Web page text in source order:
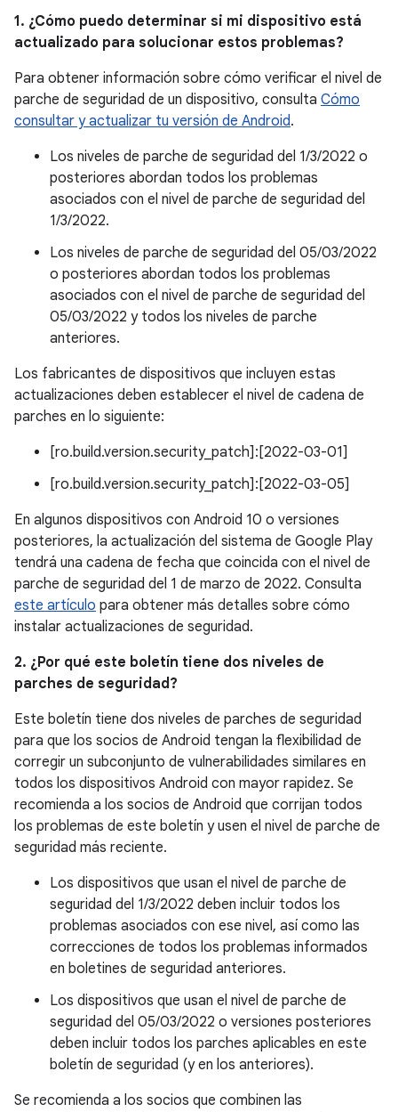
1. ¿Cómo puedo determinar si mi dispositivo está
actualizado para solucionar estos problemas?
Para obtener información sobre cómo verificar el nivel de
parche de seguridad de un dispositivo, consulta Cómo
consultar y actualizar tu versión de Android.
Los niveles de parche de seguridad del 1/3/2022 o
posteriores abordan todos los problemas
asociados con el nivel de parche de seguridad del
1/3/2022.
Los niveles de parche de seguridad del 05/03/2022
o posteriores abordan todos los problemas
asociados con el nivel de parche de seguridad del
05/03/2022 y todos los niveles de parche
anteriores.
Los fabricantes de dispositivos que incluyen estas
actualizaciones deben establecer el nivel de cadena de
parches en lo siguiente:
[ro.build.version.security_patch]:[2022-03-01]
[ro.build.version.security_patch]:[2022-03-05]
En algunos dispositivos con Android 10 o versiones
posteriores, la actualización del sistema de Google Play
tendrá una cadena de fecha que coincida con el nivel de
parche de seguridad del 1 de marzo de 2022. Consulta
este artículo para obtener más detalles sobre cómo
instalar actualizaciones de seguridad.
2. ¿Por qué este boletín tiene dos niveles de
parches de seguridad?
Este boletín tiene dos niveles de parches de seguridad
para que los socios de Android tengan la flexibilidad de
corregir un subconjunto de vulnerabilidades similares en
todos los dispositivos Android con mayor rapidez. Se
recomienda a los socios de Android que corrijan todos
los problemas de este boletín y usen el nivel de parche de
seguridad más reciente.
Los dispositivos que usan el nivel de parche de
seguridad del 1/3/2022 deben incluir todos los
problemas asociados con ese nivel, así como las
correcciones de todos los problemas informados
en boletines de seguridad anteriores.
Los dispositivos que usan el nivel de parche de
seguridad del 05/03/2022 o versiones posteriores
deben incluir todos los parches aplicables en este
boletín de seguridad (y en los anteriores).
Se recomienda a los socios que combinen las